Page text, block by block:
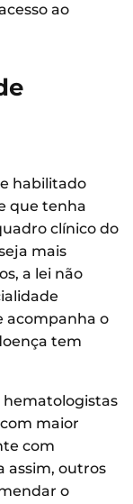
ao
habilitado
que tenha
clínico do
mais
a lei não
acompanha o
tem
hematologistas
maior
com
assim, outros
o